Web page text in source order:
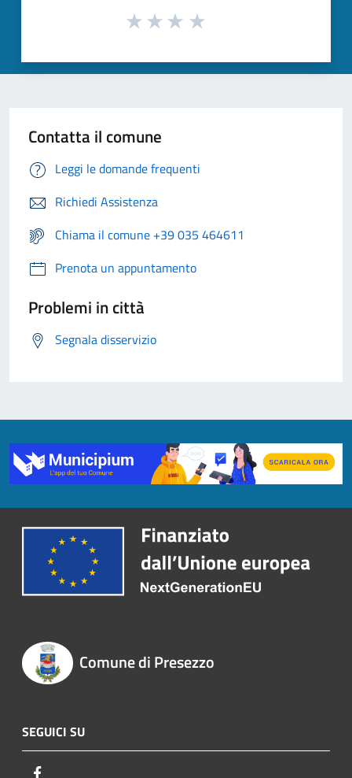
Contatta il comune
Leggi le domande frequenti
Richiedi Assistenza
Chiama il comune +39 035 464611
Prenota un appuntamento
Problemi in città
Segnala disservizio
Comune di Presezzo
SEGUICI SU